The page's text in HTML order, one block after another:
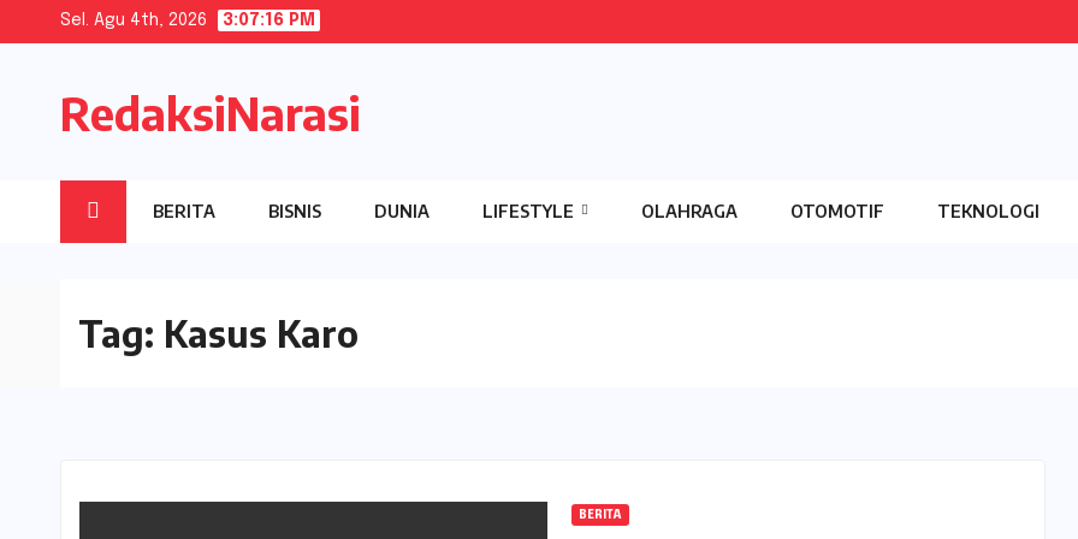
Sel. Agu 4th, 2026 3:07:16 PM
RedaksiNarasi
BERITA BISNIS DUNIA LIFESTYLE OLAHRAGA OTOMOTIF TEKNOLOGI
Tag: Kasus Karo
BERITA